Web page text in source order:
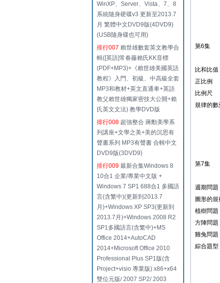
WinXP、Server、Vista、7、8
系統隨身硬碟v3 更新至2013.7
月 繁體中文DVD9版(4DVD9)
(USB隨身碟也可用)
排行007 賴世雄數套英文教學合
輯([英語]常春藤賴氏KK音標
(PDF+MP3)+《賴世雄美國英語
教程》入門、初級、中高級全套
MP3和教材+英文直通車+英語
教父賴世雄獨家密技大公開+賴
氏英文文法) 教學DVD版
排行008 超強整合 蔣勳美學系
列講座+文學之美+美的沉思有
聲書系列 MP3有聲書 合輯中文
DVD9版(3DVD9)
排行009 最新合集Windows 8
10合1 企業/專業中文版 +
Windows 7 SP1 688合1 多國語
言(含繁中)(更新到2013.7
月)+Windows XP SP3(更新到
2013.7月)+Windows 2008 R2
SP1多國語言(含繁中)+MS
Office 2014+AutoCAD
2014+Microsoft Office 2010
Professional Plus SP1版(含
Project+visio 專業版) x86+x64
雙位元版/ 2007 SP2/ 2003
第6集
比和比值
正比例
比例尺
規律的數
第7集
週期問題
圖形的規
植樹問題
方陣問題
雞兔問題
綜合題型